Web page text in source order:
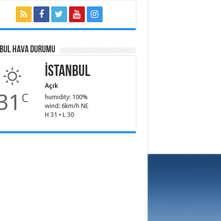
HAVA DURUMU
C
İstanbul
Açık
humidity: 100%
wind: 6km/h NE
H 31 • L 30